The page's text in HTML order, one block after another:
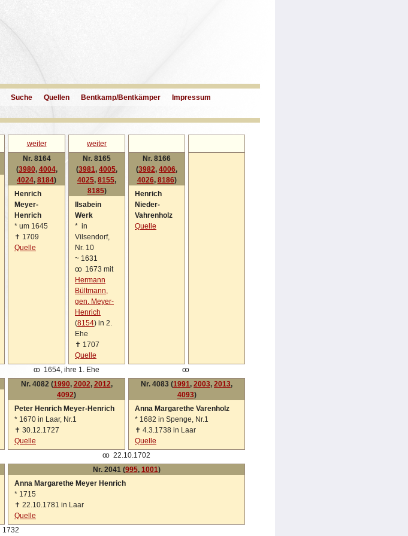
Suche Quellen Bentkamp/Bentkämper Impressum
weiter
weiter
Nr. 8164
(3980, 4004,
4024, 8184)
Henrich
Meyer-
Henrich
* um 1645
✝ 1709
Quelle
Nr. 8165
(3981, 4005,
4025, 8155,
8185)
Ilsabein
Werk
* in
Vilsendorf,
Nr. 10
~ 1631
oo
1673 mit
Hermann
Bültmann,
gen. Meyer-
Henrich
(8154) in 2.
Ehe
✝ 1707
Quelle
Nr. 8166
(3982, 4006,
4026, 8186)
Henrich
Nieder-
Vahrenholz
Quelle
oo 1654, ihre 1. Ehe
oo
Nr. 4082 (1990, 2002, 2012,
4092)
Peter Henrich Meyer-Henrich
* 1670 in Laar, Nr.1
✝ 30.12.1727
Quelle
Nr. 4083 (1991, 2003, 2013,
4093)
Anna Margarethe Varenholz
* 1682 in Spenge, Nr.1
✝ 4.3.1738 in Laar
Quelle
oo
22.10.1702
Nr. 2041 (995, 1001)
Anna Margarethe Meyer Henrich
* 1715
✝ 22.10.1781 in Laar
Quelle
1732